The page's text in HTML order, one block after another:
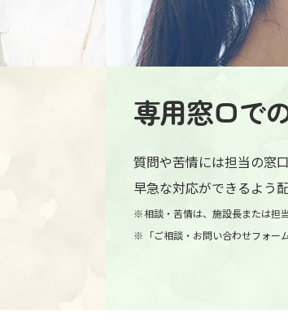
専用窓口で
質問や苦情には担当の窓
早急な対応ができるよう
相談・苦情は、施設長または担
「ご相談・お問い合わせフォ